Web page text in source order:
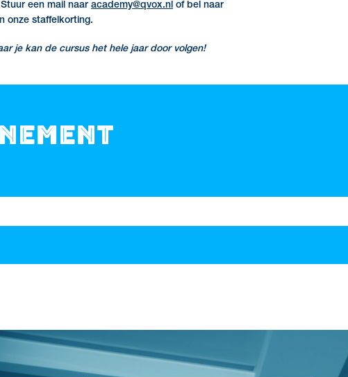
een mail naar academy@qvox.nl of bel naar
onze staffelkorting.
je kan de cursus het hele jaar door volgen!